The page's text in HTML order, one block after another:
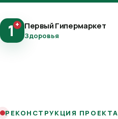
1+ Первый Гипермаркет
Здоровья
РЕКОНСТРУКЦИЯ ПРОЕКТА